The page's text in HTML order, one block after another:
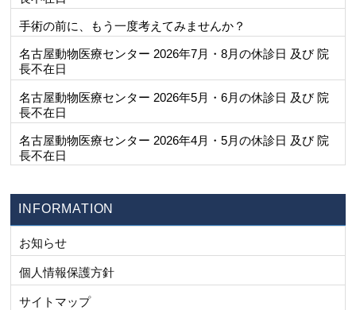
手術の前に、もう一度考えてみませんか？
名古屋動物医療センター 2026年7月・8月の休診日 及び 院
長不在日
名古屋動物医療センター 2026年5月・6月の休診日 及び 院
長不在日
名古屋動物医療センター 2026年4月・5月の休診日 及び 院
長不在日
INFORMATION
お知らせ
個人情報保護方針
サイトマップ